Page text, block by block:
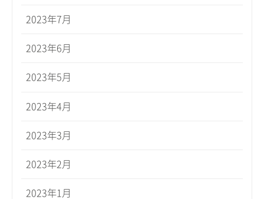
2023年7月
2023年6月
2023年5月
2023年4月
2023年3月
2023年2月
2023年1月